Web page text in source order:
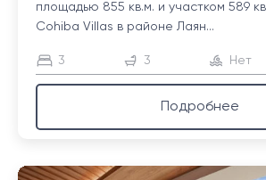
площадью 855 кв.м. и участком 589
Cohiba Villas в районе Лаян...
3 3 Нет
Подробнее